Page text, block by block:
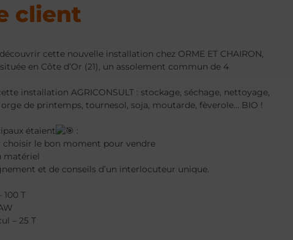
client
cette nouvelle installation chez ORME ET CHAIRON,
en Côte d’Or (21), un assolement commun de 4
installation AGRICONSULT : stockage, séchage, nettoyage,
de printemps, tournesol, soja, moutarde, fèverole… BIO !
étaient
:
le bon moment pour vendre
matériel
et de conseils d’un interlocuteur unique.
T
– 25 T